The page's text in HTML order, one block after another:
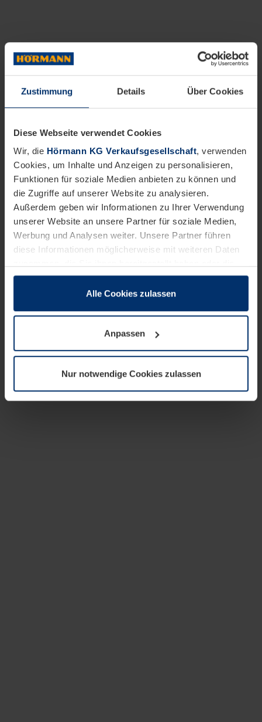
Zustimmung Details Über Cookies
Diese Webseite verwendet Cookies
Wir, die Hörmann KG Verkaufsgesellschaft, verwenden
Cookies, um Inhalte und Anzeigen zu personalisieren,
Funktionen für soziale Medien anbieten zu können und
die Zugriffe auf unserer Website zu analysieren.
Außerdem geben wir Informationen zu Ihrer Verwendung
unserer Website an unsere Partner für soziale Medien,
Werbung und Analysen weiter. Unsere Partner führen
diese Informationen möglicherweise mit weiteren Daten
sie im Rahmen Ihrer Nutzung der Dienste gesammelt
wenn diese für den Betrieb dieser Seite unbedingt
notwendig sind. Für alle anderen Cookie-Typen benötigen
wir Ihre Erlaubnis. Ihre Einwilligung können Sie jederzeit
Datenschutzerklärungunserer Website ändern oder
widerrufen.
Alle Cookies zulassen
Anpassen
Nur notwendige Cookies zulassen